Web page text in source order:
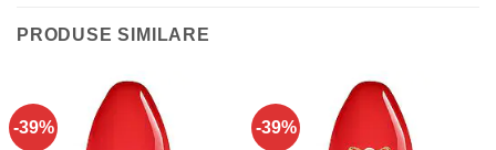
PRODUSE SIMILARE
-39% -39%